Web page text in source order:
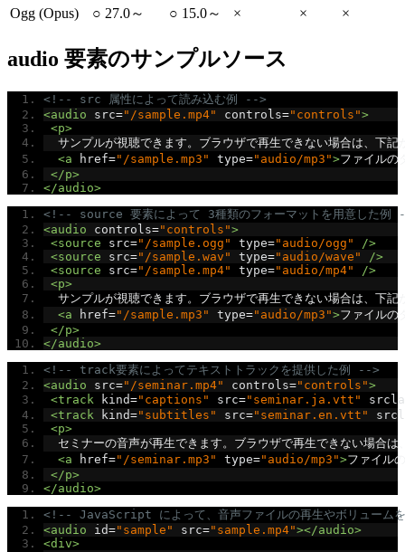
Ogg (Opus)
○ 27.0～ ○ 15.0～ × × ×
audio 要素のサンプルソース
<!-- src 属性によって読み込む例 -->
<audio
src="/sample.mp4" controls="controls">
<p>
サンプルが視聴できます。ブラウザで再生できない場合は、下記
<a
href="/sample.mp3" type="audio/mp3">ファイル
</p>
</audio>
<!-- source 要素によって 3種類のフォーマットを用意した例
<audio
controls="controls">
<source
src="/sample.ogg" type="audio/ogg"
/>
<source
src="/sample.wav" type="audio/wave"
/>
<source
src="/sample.mp4" type="audio/mp4"
/>
<p>
サンプルが視聴できます。ブラウザで再生できない場合は、下記
<a
href="/sample.mp3" type="audio/mp3">ファイル
</p>
</audio>
<!-- track要素によってテキストトラックを提供した例 -->
<audio
src="/seminar.mp4" controls="controls">
<track
kind="captions" src="seminar.ja.vtt"
<track
kind="subtitles" src="seminar.en.vtt"
<p>
セミナーの音声が再生できます。ブラウザで再生できない場合
<a
href="/seminar.mp3" type="audio/mp3">ファイル
</p>
</audio>
<!-- JavaScript によって、音声ファイルの再生やボリューム
<audio
id="sample" src="sample.mp4"></audio>
<div>